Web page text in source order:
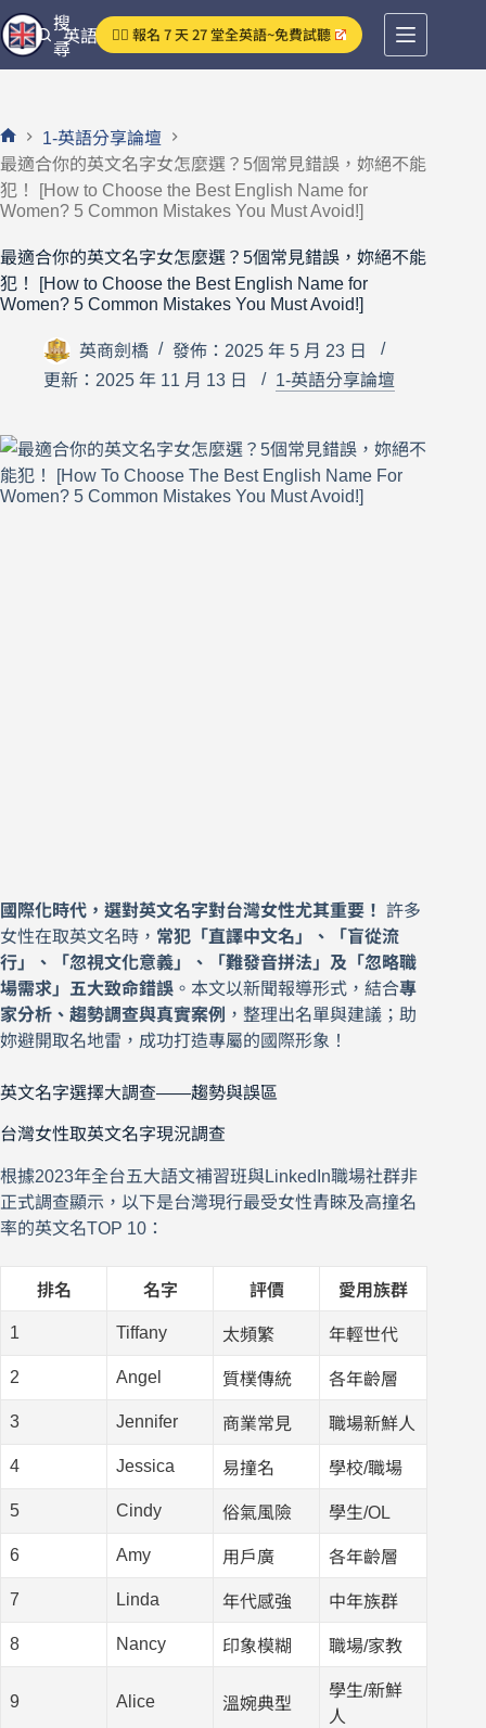
跳
至
主
容
英語分享論壇
搜
尋
👉🏻 報名 7 天 27 堂全英語~免費試聽
首
頁
1-英語分享論壇
最適合你的英文名字女怎麼選？5個常見錯誤，妳絕不能
犯！ [How to Choose the Best English Name for
Women? 5 Common Mistakes You Must Avoid!]
最適合你的英文名字女怎麼選？5個常見錯誤，妳絕不能
犯！ [How to Choose the Best English Name for
Women? 5 Common Mistakes You Must Avoid!]
英商劍橋
發佈：2025 年 5 月 23 日
更新：2025 年 11 月 13 日
1-英語分享論壇
國際化時代，選對英文名字對台灣女性尤其重要！ 許多
女性在取英文名時， 常犯「直譯中文名」、「盲從流
行」、「忽視文化意義」、「難發音拼法」及「忽略職
場需求」五大致命錯誤 。本文以新聞報導形式，結合專
家分析、趨勢調查與真實案例 ，整理出名單與建議；助
妳避開取名地雷，成功打造專屬的國際形象！
英文名字選擇大調查——趨勢與誤區
台灣女性取英文名字現況調查
根據2023年全台五大語文補習班與LinkedIn職場社群非
正式調查顯示，以下是台灣現行最受女性青睞及高撞名
率的英文名TOP 10：
排名 名字 評價 愛用族群
1 Tiffany 太頻繁 年輕世代
2 Angel 質樸傳統 各年齡層
3 Jennifer 商業常見 職場新鮮人
4 Jessica 易撞名 學校/職場
5 Cindy 俗氣風險 學生/OL
6 Amy 用戶廣 各年齡層
7 Linda 年代感強 中年族群
8 Nancy 印象模糊 職場/家教
9 Alice 溫婉典型
學生/新鮮
人